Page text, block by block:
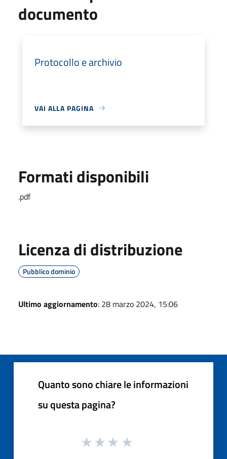
documento
Protocollo e archivio
VAI ALLA PAGINA
Formati disponibili
.pdf
Licenza di distribuzione
Pubblico dominio
Ultimo aggiornamento: 28 marzo 2024, 15:06
Quanto sono chiare le informazioni
su questa pagina?